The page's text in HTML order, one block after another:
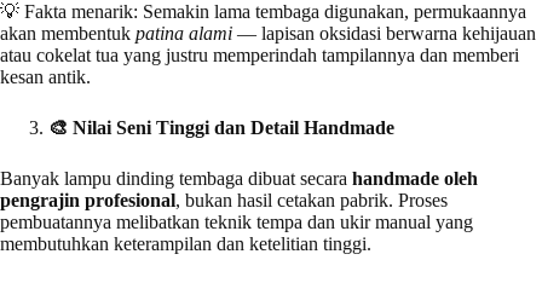
💡 Fakta menarik: Semakin lama tembaga digunakan, permukaannya
akan membentuk patina alami — lapisan oksidasi berwarna kehijauan
atau cokelat tua yang justru memperindah tampilannya dan memberi
kesan antik.
🎨 Nilai Seni Tinggi dan Detail Handmade
Banyak lampu dinding tembaga dibuat secara handmade oleh
pengrajin profesional, bukan hasil cetakan pabrik. Proses
pembuatannya melibatkan teknik tempa dan ukir manual yang
membutuhkan keterampilan dan ketelitian tinggi.